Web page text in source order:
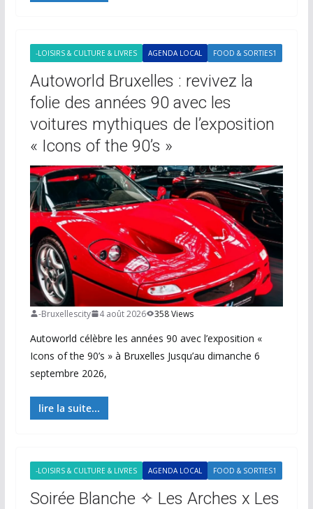
-LOISIRS & CULTURE & LIVRES AGENDA LOCAL FOOD & SORTIES1
Autoworld Bruxelles : revivez la
folie des années 90 avec les
voitures mythiques de l’exposition
« Icons of the 90’s »
-Bruxellescity 4 août 2026 358 Views
Autoworld célèbre les années 90 avec l’exposition «
Icons of the 90’s » à Bruxelles Jusqu’au dimanche 6
septembre 2026,
lire la suite...
-LOISIRS & CULTURE & LIVRES AGENDA LOCAL FOOD & SORTIES1
Soirée Blanche ✧ Les Arches x Les